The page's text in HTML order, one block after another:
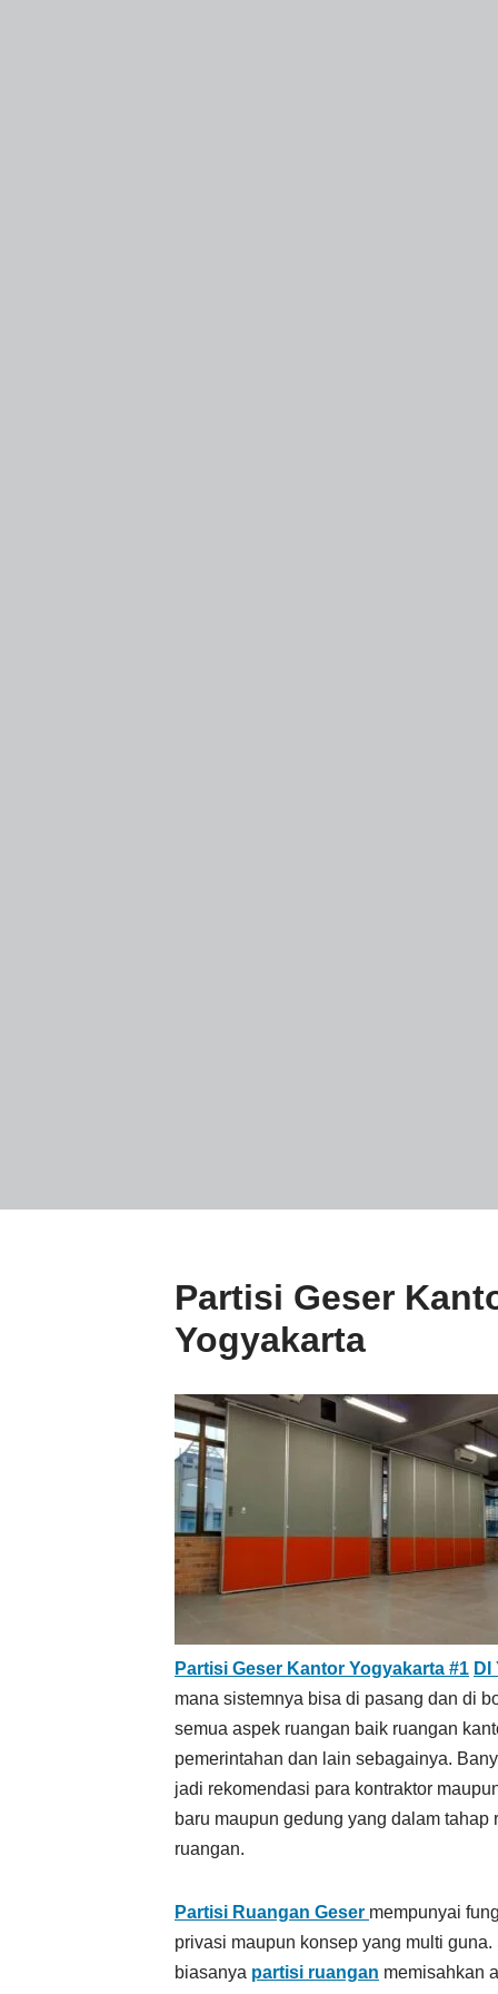
Partisi Geser
Yogyakarta
Partisi Geser Kantor Yogyakarta #1
mana sistemnya bisa di pasang dan di
semua aspek ruangan baik ruangan
pemerintahan dan lain sebagainya.
jadi rekomendasi para kontraktor
baru maupun gedung yang dalam
ruangan.
Partisi Ruangan Geser mempunyai
privasi maupun konsep yang multi
biasanya partisi ruangan memisahkan